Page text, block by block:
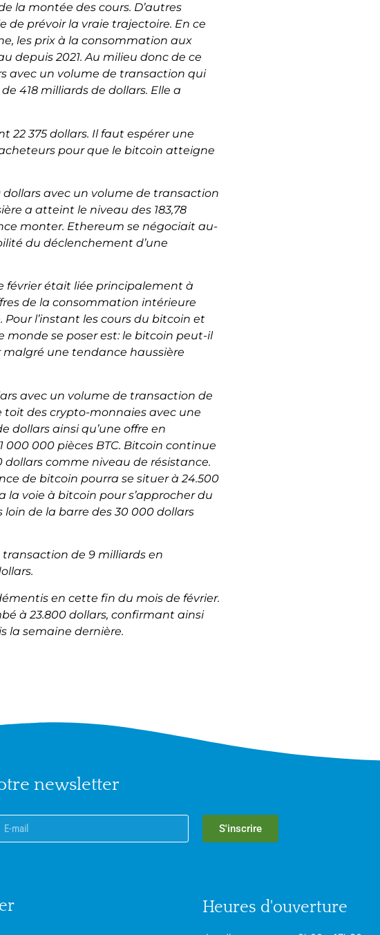
la montée des cours. D’autres
de prévoir la vraie trajectoire. En ce
les prix à la consommation aux
depuis 2021. Au milieu donc de ce
avec un volume de transaction qui
418 milliards de dollars. Elle a
22 375 dollars. Il faut espérer une
pour que le bitcoin atteigne
avec un volume de transaction
a atteint le niveau des 183,78
monter. Ethereum se négociait au-
du déclenchement d’une
février était liée principalement à
de la consommation intérieure
l’instant les cours du bitcoin et
se poser est: le bitcoin peut-il
malgré une tendance haussière
avec un volume de transaction de
toit des crypto-monnaies avec une
ainsi qu’une offre en
000 000 pièces BTC. Bitcoin continue
comme niveau de résistance.
de bitcoin pourra se situer à 24.500
la voie à bitcoin pour s’approcher du
loin de la barre des 30 000 dollars
transaction de 9 milliards en
en cette fin du mois de février.
à 23.800 dollars, confirmant ainsi
la semaine dernière.
newsletter
S'inscrire
Heures d'ouverture